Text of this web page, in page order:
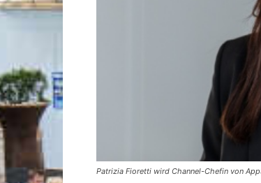
Patrizia Fioretti wird Channel-Chefin von